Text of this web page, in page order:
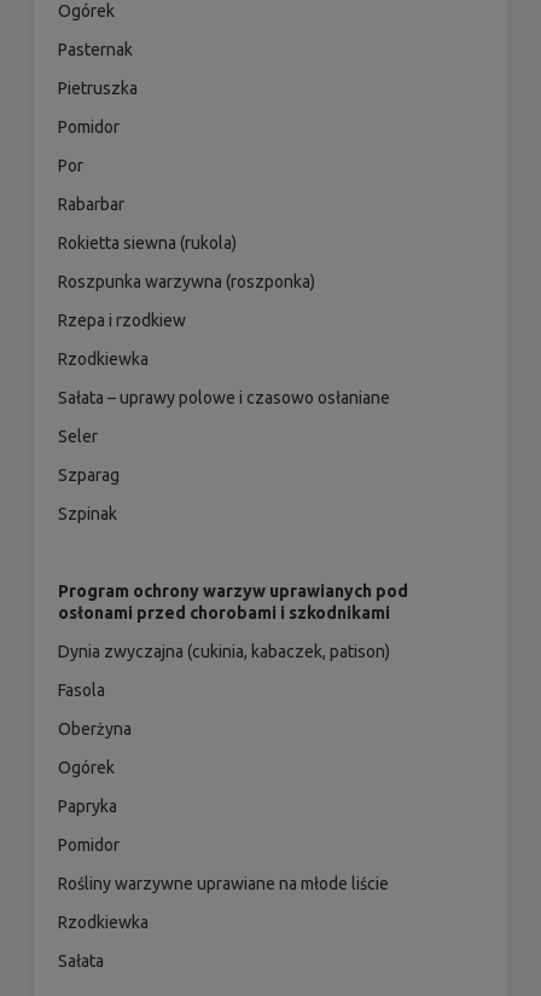
Ogórek
Pasternak
Pietruszka
Pomidor
Por
Rabarbar
Rokietta siewna (rukola)
Roszpunka warzywna (roszponka)
Rzepa i rzodkiew
Rzodkiewka
Sałata – uprawy polowe i czasowo osłaniane
Seler
Szparag
Szpinak
Program ochrony warzyw uprawianych pod
osłonami przed chorobami i szkodnikami
Dynia zwyczajna (cukinia, kabaczek, patison)
Fasola
Oberżyna
Ogórek
Papryka
Pomidor
Rośliny warzywne uprawiane na młode liście
Rzodkiewka
Sałata